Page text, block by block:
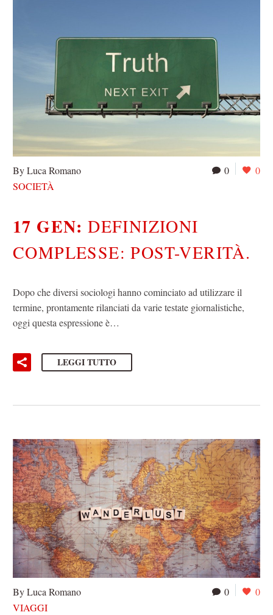
0 0
By Luca Romano
SOCIETÀ
17 GEN:DEFINIZIONI
COMPLESSE: POST-VERITÀ.
Dopo che diversi sociologi hanno cominciato ad utilizzare il
termine, prontamente rilanciati da varie testate giornalistiche,
oggi questa espressione è…
LEGGI TUTTO
0 0
By Luca Romano
VIAGGI